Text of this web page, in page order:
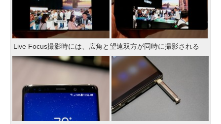
Live Focus撮影時には、広角と望遠双方が同時に撮影される